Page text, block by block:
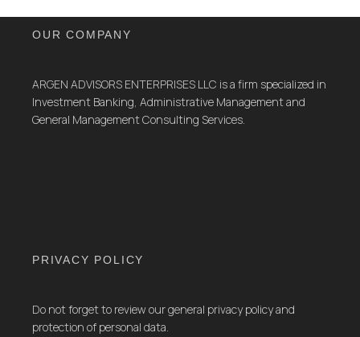
OUR COMPANY
ARGEN ADVISORS ENTERPRISES LLC is a firm specialized in
Investment Banking, Administrative Management and
General Management Consulting Services.
PRIVACY POLICY
Do not forget to review our general privacy policy and
protection of personal data.